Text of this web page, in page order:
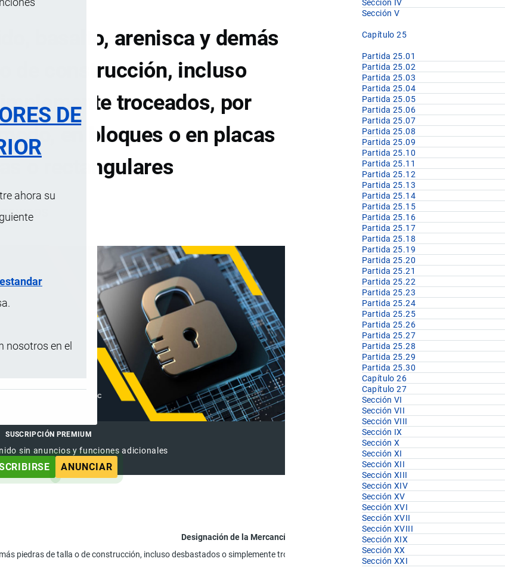
DE
ahora su
estandar
nosotros en el
basalto, arenisca y demás
o de construcción, incluso
troceados, por
en bloques o en placas
o rectangulares
SUSCRIPCIÓN PREMIUM
sin anuncios y funciones adicionales
ANUNCIAR
Designación de la Mercancía
piedras de talla o de construcción, incluso desbastados o simplemente troceados, por aserrado o de otro modo, en bloques o en
Sección IV
Sección V
Capítulo 25
Partida 25.01
Partida 25.02
Partida 25.03
Partida 25.04
Partida 25.05
Partida 25.06
Partida 25.07
Partida 25.08
Partida 25.09
Partida 25.10
Partida 25.11
Partida 25.12
Partida 25.13
Partida 25.14
Partida 25.15
Partida 25.16
Partida 25.17
Partida 25.18
Partida 25.19
Partida 25.20
Partida 25.21
Partida 25.22
Partida 25.23
Partida 25.24
Partida 25.25
Partida 25.26
Partida 25.27
Partida 25.28
Partida 25.29
Partida 25.30
Capítulo 26
Capítulo 27
Sección VI
Sección VII
Sección VIII
Sección IX
Sección X
Sección XI
Sección XII
Sección XIII
Sección XIV
Sección XV
Sección XVI
Sección XVII
Sección XVIII
Sección XIX
Sección XX
Sección XXI